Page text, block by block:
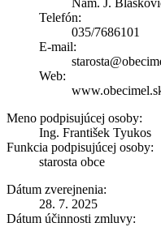
Telefón:
035/7686101
E-mail:
Web:
Meno podpisujúcej osoby:
Ing. František Tyukos
Funkcia podpisujúcej osoby:
starosta obce
Dátum zverejnenia:
28. 7. 2025
Dátum účinnosti zmluvy: